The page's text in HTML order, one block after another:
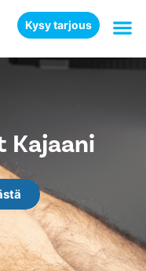
Kysy tarjous